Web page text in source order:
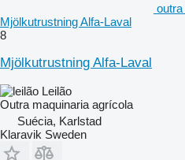
Mjölkutrustning Alfa-Laval
8
Mjölkutrustning Alfa-Laval
Leilão
Outra maquinaria agrícola
Suécia, Karlstad
Klaravik Sweden